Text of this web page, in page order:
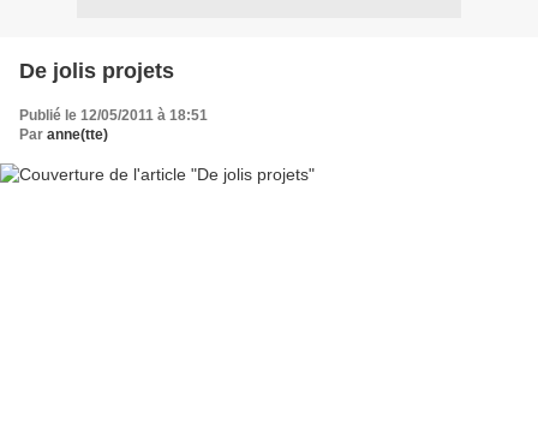
De jolis projets
Publié le 12/05/2011 à 18:51
Par anne(tte)